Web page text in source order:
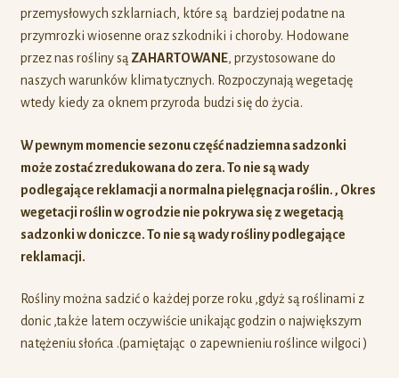
przemysłowych szklarniach, które są bardziej podatne na
przymrozki wiosenne oraz szkodniki i choroby. Hodowane
przez nas rośliny są ZAHARTOWANE, przystosowane do
naszych warunków klimatycznych. Rozpoczynają wegetację
wtedy kiedy za oknem przyroda budzi się do życia.
W pewnym momencie sezonu część nadziemna sadzonki
może zostać zredukowana do zera. To nie są wady
podlegające reklamacji a normalna pielęgnacja roślin. , Okres
wegetacji roślin w ogrodzie nie pokrywa się z wegetacją
sadzonki w doniczce. To nie są wady rośliny podlegające
reklamacji.
Rośliny można sadzić o każdej porze roku ,gdyż są roślinami z
donic ,także latem oczywiście unikając godzin o największym
natężeniu słońca .(pamiętając o zapewnieniu roślince wilgoci )